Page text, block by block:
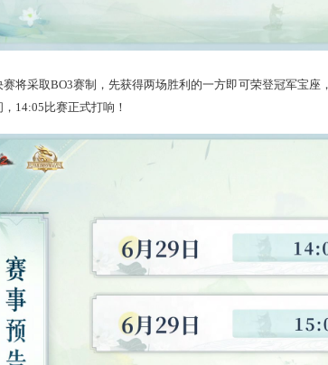
明日总决赛将采取BO3赛制，先获得两场胜利的一